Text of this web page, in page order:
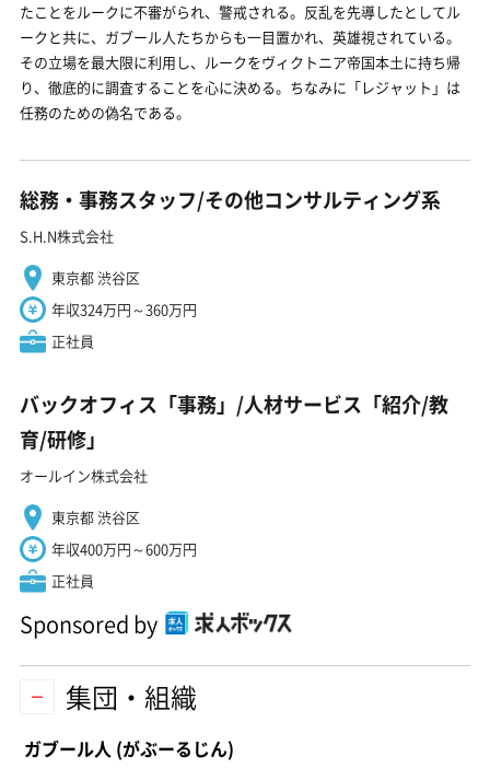
たことをルークに不審がられ、警戒される。反乱を先導したとしてル
ークと共に、ガブール人たちからも一目置かれ、英雄視されている。
その立場を最大限に利用し、ルークをヴィクトニア帝国本土に持ち帰
り、徹底的に調査することを心に決める。ちなみに「レジャット」は
任務のための偽名である。
総務・事務スタッフ/その他コンサルティング系
S.H.N株式会社
東京都 渋谷区
年収324万円～360万円
正社員
バックオフィス「事務」/人材サービス「紹介/教
育/研修」
オールイン株式会社
東京都 渋谷区
年収400万円～600万円
正社員
Sponsored by
集団・組織
ガブール人 (がぶーるじん)